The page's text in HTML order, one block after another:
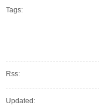
Tags:
Rss:
Updated: